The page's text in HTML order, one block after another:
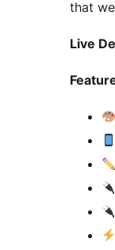
that
Live